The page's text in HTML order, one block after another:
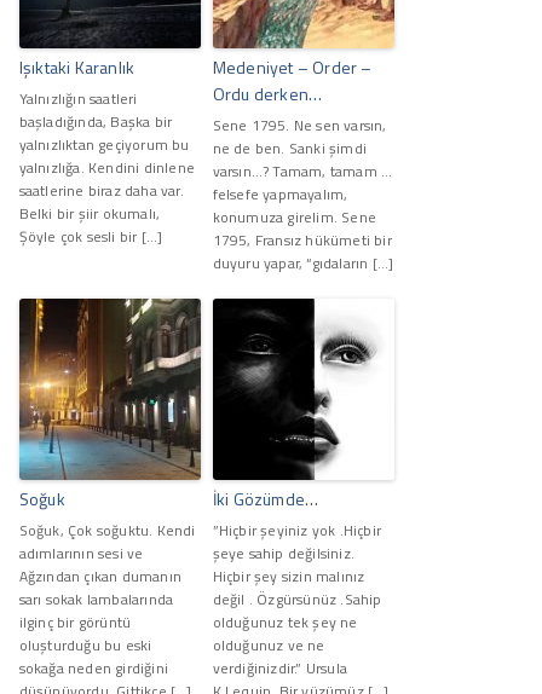
Işıktaki Karanlık
Yalnızlığın saatleri
başladığında, Başka bir
yalnızlıktan geçiyorum bu
yalnızlığa. Kendini dinlene
saatlerine biraz daha var.
Belki bir şiir okumalı,
Şöyle çok sesli bir […]
Medeniyet – Order –
Ordu derken…
Sene 1795. Ne sen varsın,
ne de ben. Sanki şimdi
varsın…? Tamam, tamam …
felsefe yapmayalım,
konumuza girelim. Sene
1795, Fransız hükümeti bir
duyuru yapar, “gıdaların […]
Soğuk
Soğuk, Çok soğuktu. Kendi
adımlarının sesi ve
Ağzından çıkan dumanın
sarı sokak lambalarında
ilginç bir görüntü
oluşturduğu bu eski
sokağa neden girdiğini
İki Gözümde…
”Hiçbir şeyiniz yok .Hiçbir
şeye sahip değilsiniz.
Hiçbir şey sizin malınız
değil . Özgürsünüz .Sahip
olduğunuz tek şey ne
olduğunuz ve ne
verdiğinizdir.” Ursula